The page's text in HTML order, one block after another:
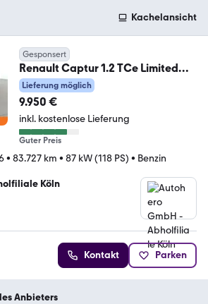
Kachelansicht
Gesponsert
Renault Captur 1.2 TCe Limited
*TEMPO*PDC*SHZ*
Lieferung möglich
9.950 €
inkl. kostenlose Lieferung
Guter Preis
• 83.727 km • 87 kW (118 PS) • Benzin
Köln
Kontakt Parken
Anbieters